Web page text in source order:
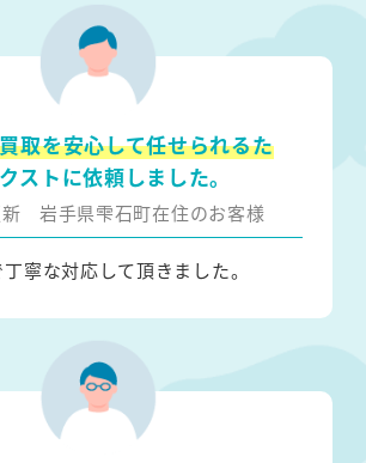
取を安心して任せられるた
ストに依頼しました。
新 岩手県雫石町在住のお客様
寧な対応して頂きました。